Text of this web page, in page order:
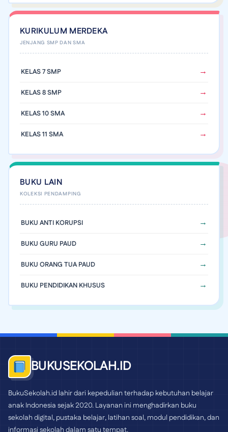
KURIKULUM MERDEKA
KELAS 7 SMP
KELAS 8 SMP
KELAS 10 SMA
KELAS 11 SMA
BUKU LAIN
BUKU ANTI KORUPSI
BUKU GURU PAUD
BUKU ORANG TUA PAUD
BUKU PENDIDIKAN KHUSUS
BUKUSEKOLAH.ID
BukuSekolah.id lahir dari kepedulian terhadap kebutuhan belajar
anak Indonesia sejak 2020. Layanan ini menghadirkan buku
sekolah digital, pustaka belajar, latihan soal, modul pendidikan, dan
informasi sekolah dalam satu tempat.